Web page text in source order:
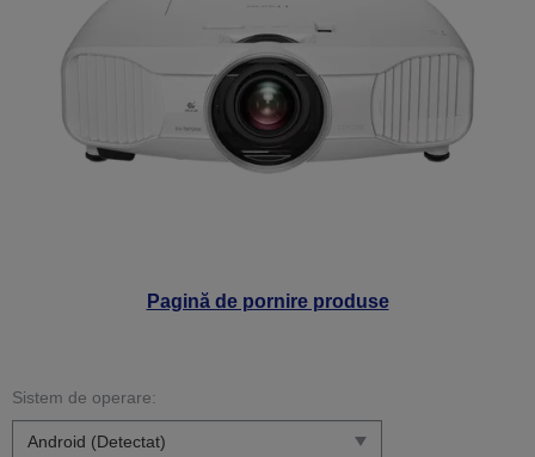
Pagină de pornire produse
Sistem de operare: